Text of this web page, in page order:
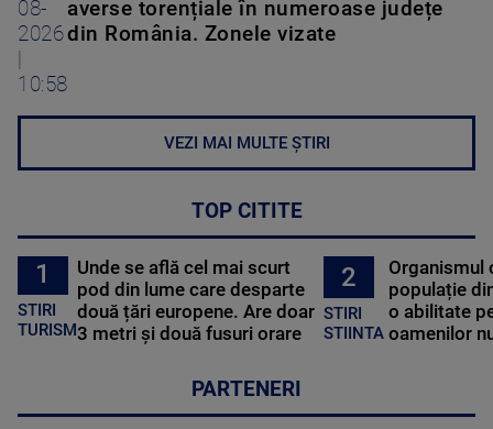
08-
2026
10:58
averse torențiale în numeroase județe
din România. Zonele vizate
VEZI MAI MULTE ȘTIRI
TOP CITITE
1
STIRI
TURISM
Unde se află cel mai scurt
pod din lume care desparte
două țări europene. Are doar
3 metri și două fusuri orare
2
STIRI
STIINTA
Organismul
populație
o abilitate
oamenilor
PARTENERI